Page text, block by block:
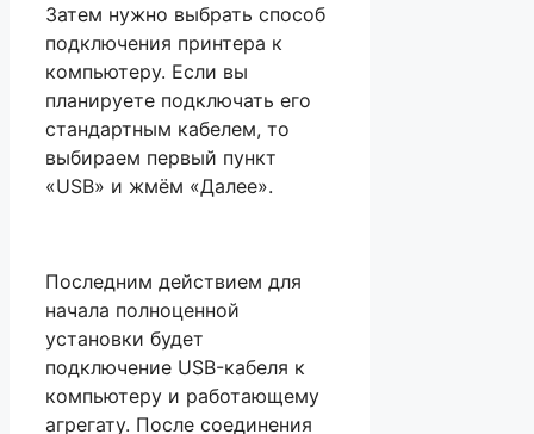
Затем нужно выбрать способ
подключения принтера к
компьютеру. Если вы
планируете подключать его
стандартным кабелем, то
выбираем первый пункт
«USB» и жмём «Далее».
Последним действием для
начала полноценной
установки будет
подключение USB-кабеля к
компьютеру и работающему
агрегату. После соединения